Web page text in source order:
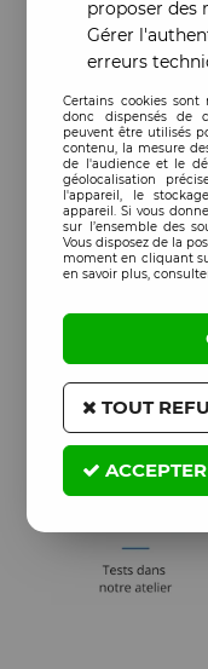
proposer des
Gérer
erreurs
Certains cookies sont
donc dispensés de
peuvent être utilisés
contenu, la mesure
de l'audience et le
géolocalisation
l'appareil, le
appareil. Si vous
sur l’ensemble des
Vous disposez de la
moment en cliquant
en savoir plus,
TOUT